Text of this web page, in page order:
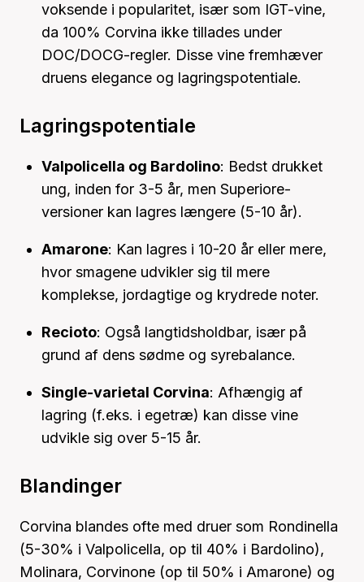
voksende i popularitet, især som IGT-vine,
da 100% Corvina ikke tillades under
DOC/DOCG-regler. Disse vine fremhæver
druens elegance og lagringspotentiale.
Lagringspotentiale
Valpolicella og Bardolino: Bedst drukket
ung, inden for 3-5 år, men Superiore-
versioner kan lagres længere (5-10 år).
Amarone: Kan lagres i 10-20 år eller mere,
hvor smagene udvikler sig til mere
komplekse, jordagtige og krydrede noter.
Recioto: Også langtidsholdbar, især på
grund af dens sødme og syrebalance.
Single-varietal Corvina: Afhængig af
lagring (f.eks. i egetræ) kan disse vine
udvikle sig over 5-15 år.
Blandinger
Corvina blandes ofte med druer som Rondinella
(5-30% i Valpolicella, op til 40% i Bardolino),
Molinara, Corvinone (op til 50% i Amarone) og